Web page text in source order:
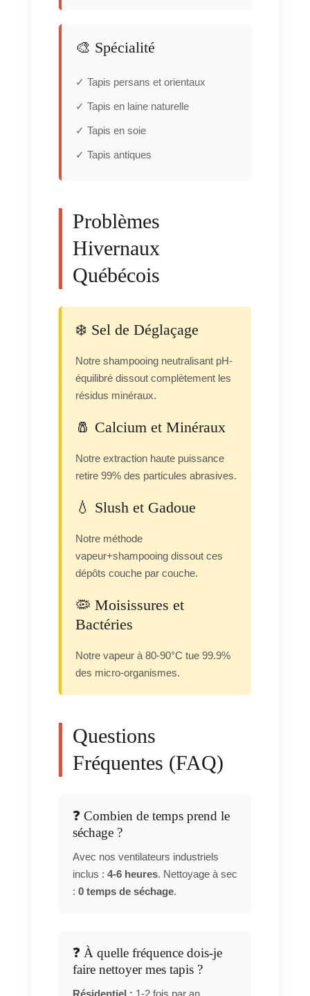
🎨 Spécialité
✓ Tapis persans et orientaux
✓ Tapis en laine naturelle
✓ Tapis en soie
✓ Tapis antiques
Problèmes
Hivernaux
Québécois
❄️ Sel de Déglaçage
Notre shampooing neutralisant pH-
équilibré dissout complètement les
résidus minéraux.
🧂 Calcium et Minéraux
Notre extraction haute puissance
retire 99% des particules abrasives.
💧 Slush et Gadoue
Notre méthode
vapeur+shampooing dissout ces
dépôts couche par couche.
🦠 Moisissures et
Bactéries
Notre vapeur à 80-90°C tue 99.9%
des micro-organismes.
Questions
Fréquentes (FAQ)
❓ Combien de temps prend le
séchage ?
Avec nos ventilateurs industriels
inclus : 4-6 heures. Nettoyage à sec
: 0 temps de séchage.
❓ À quelle fréquence dois-je
faire nettoyer mes tapis ?
Résidentiel : 1-2 fois par an.